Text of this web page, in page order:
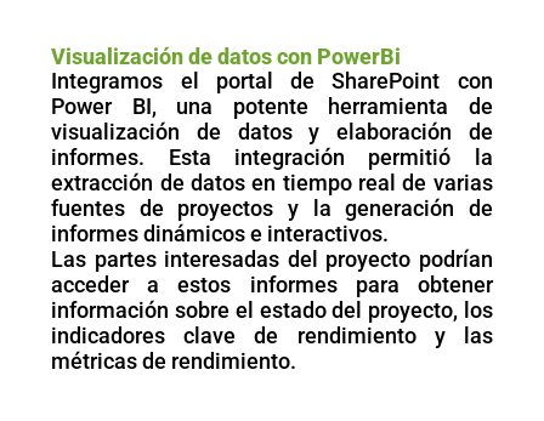
Visualización de datos con PowerBi
Integramos el portal de SharePoint con
Power BI, una potente herramienta de
visualización de datos y elaboración de
informes. Esta integración permitió la
extracción de datos en tiempo real de varias
fuentes de proyectos y la generación de
informes dinámicos e interactivos.
Las partes interesadas del proyecto podrían
acceder a estos informes para obtener
información sobre el estado del proyecto, los
indicadores clave de rendimiento y las
métricas de rendimiento.